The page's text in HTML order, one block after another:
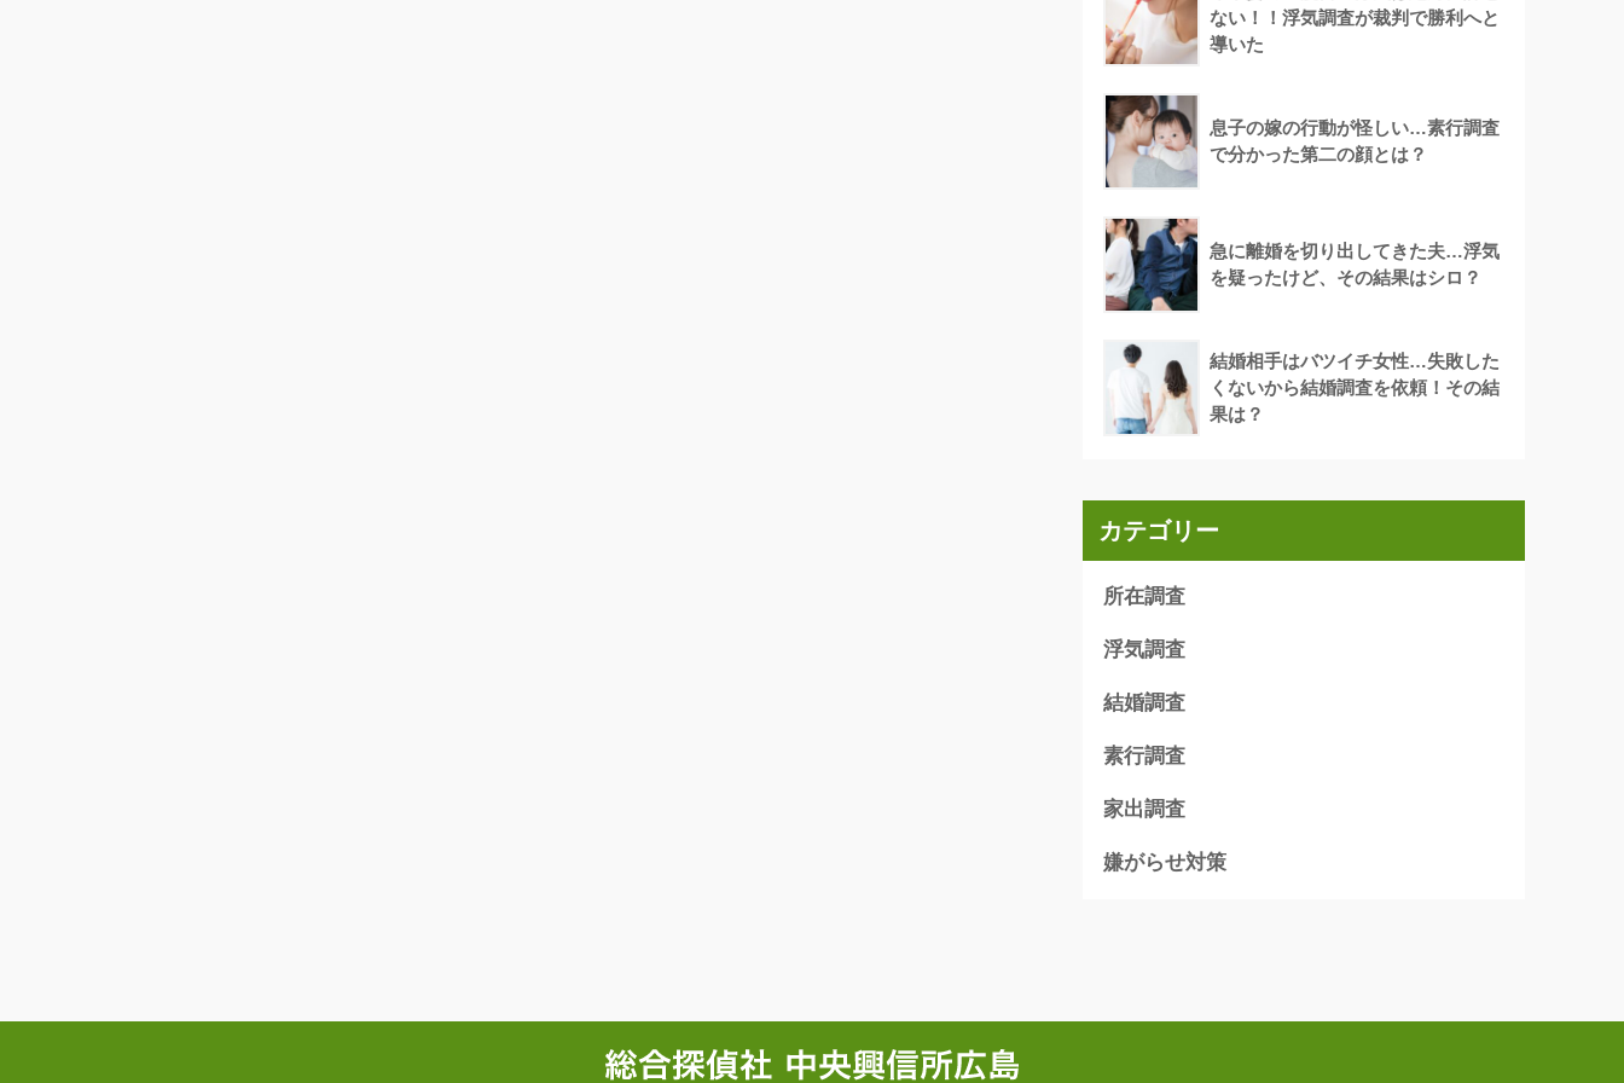
ない！！浮気調査が裁判で勝利へと
導いた
息子の嫁の行動が怪しい…素行調査
で分かった第二の顔とは？
急に離婚を切り出してきた夫…浮気
を疑ったけど、その結果はシロ？
結婚相手はバツイチ女性…失敗した
くないから結婚調査を依頼！その結
果は？
カテゴリー
所在調査
浮気調査
結婚調査
素行調査
家出調査
嫌がらせ対策